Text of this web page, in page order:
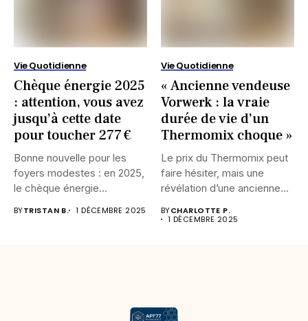
Vie Quotidienne
Chèque énergie 2025
: attention, vous avez
jusqu’à cette date
pour toucher 277 €
Bonne nouvelle pour les
foyers modestes : en 2025,
le chèque énergie...
BYTRISTAN B. 1 DÉCEMBRE 2025
Vie Quotidienne
« Ancienne vendeuse
Vorwerk : la vraie
durée de vie d’un
Thermomix choque »
Le prix du Thermomix peut
faire hésiter, mais une
révélation d’une ancienne...
BYCHARLOTTE P.
1 DÉCEMBRE 2025